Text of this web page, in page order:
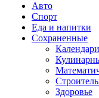
Авто
Спорт
Еда и напитки
Сохраненные
Календари
Здоровье